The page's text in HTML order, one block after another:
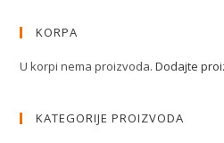
KORPA
U korpi nema proizvoda.Dodajte
KATEGORIJE PROIZVODA